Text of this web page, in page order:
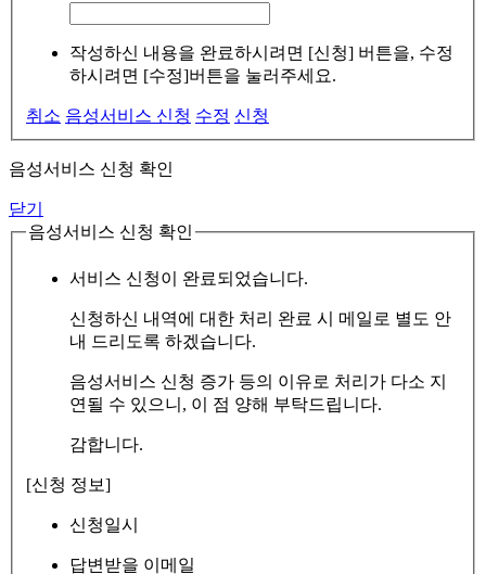
작성하신 내용을 완료하시려면 [신청] 버튼을, 수정
하시려면 [수정]버튼을 눌러주세요.
취소 음성서비스 신청 수정 신청
음성서비스 신청 확인
닫기
음성서비스 신청 확인
서비스 신청이 완료되었습니다.
신청하신 내역에 대한 처리 완료 시 메일로 별도 안
내 드리도록 하겠습니다.
음성서비스 신청 증가 등의 이유로 처리가 다소 지
연될 수 있으니, 이 점 양해 부탁드립니다.
감합니다.
[신청 정보]
신청일시
답변받을 이메일